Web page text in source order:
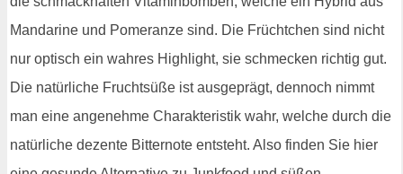
Mandarine und Pomeranze sind. Die Früchtchen sind nicht
nur optisch ein wahres Highlight, sie schmecken richtig gut.
Die natürliche Fruchtsüße ist ausgeprägt, dennoch nimmt
man eine angenehme Charakteristik wahr, welche durch die
natürliche dezente Bitternote entsteht. Also finden Sie hier